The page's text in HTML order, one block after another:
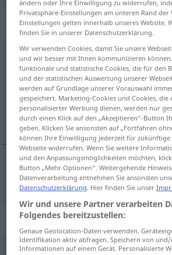
„rasende“
rasende
Übersicht aller Übersetzungen
(Für mehr Details die Übersetzung
wütend
wütend rasende
Synonyme für
ändern oder Ihre Einwilligung zu widerrufen,
Privatsphäre-Einstellungen am unteren Rand der
Einstellungen gelten innerhalb unseres Website.
finden Sie in unserer Datenschutzerklärung.
Wir verwenden Cookies, damit Sie unsere
und wir besser mit Ihnen kommunizieren
funktionale und statistische Cookies, die für den
und der statistischen Auswertung unserer
werden auf Grundlage unserer Vorauswahl
gespeichert. Marketing-Cookies und Cookies, die
personalisierter Werbung dienen, werden nur
durch einen Klick auf den „Akzeptieren“-Button
geben. Klicken Sie ansonsten auf „Fortfahren
können Ihre Einwilligung jederzeit für zukünftige
Webseite widerrufen. Wenn Sie weitere
und den Anpassungsmöglichkeiten möchten,
Button „Mehr Optionen“. Weitergehende
Datenverarbeitung entnehmen Sie ansonsten
Datenschutzerklärung. Hier finden Sie unser
Wir und unsere Partner verarbeiten
Folgendes bereitzustellen:
Genaue Geolocation-Daten verwenden.
Identifikation aktiv abfragen. Speichern von
Informationen auf einem Gerät. Personalisierte